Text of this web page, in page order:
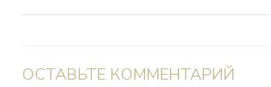
ОСТАВЬТЕ КОММЕНТАРИЙ